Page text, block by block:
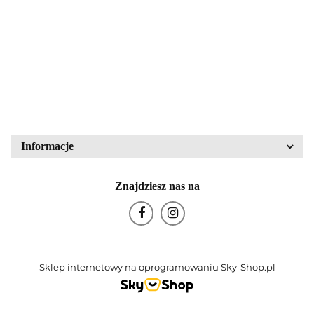
Bohemia Glas
Informacje
Znajdziesz nas na
Sklep internetowy na oprogramowaniu Sky-Shop.pl